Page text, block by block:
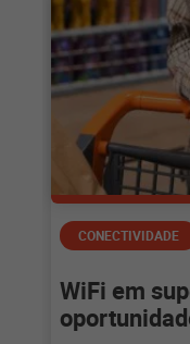
CONECTIVIDADE
WiFi em